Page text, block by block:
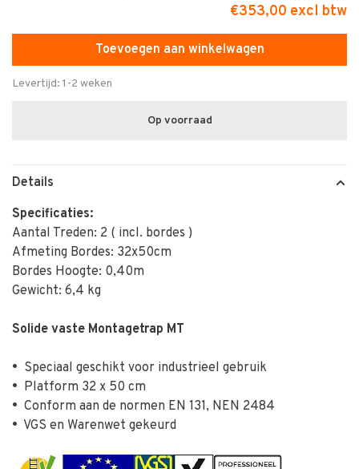
€353,00 excl btw
Toevoegen aan winkelwagen
Levertijd: 1-2 weken
Op voorraad
Details
Specificaties:
Aantal Treden: 2 ( incl. bordes )
Afmeting Bordes: 32x50cm
Bordes Hoogte: 0,40m
Gewicht: 6,4 kg
Solide vaste Montagetrap MT
• Speciaal geschikt voor industrieel gebruik
• Platform 32 x 50 cm
• Conform aan de normen EN 131, NEN 2484
• VGS en Warenwet gekeurd